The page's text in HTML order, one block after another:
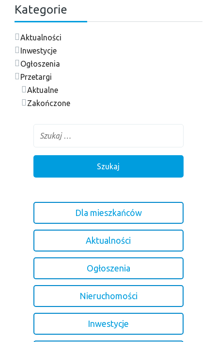
Kategorie
Aktualności
Inwestycje
Ogłoszenia
Przetargi
Aktualne
Zakończone
Dla mieszkańców
Aktualności
Ogłoszenia
Nieruchomości
Inwestycje